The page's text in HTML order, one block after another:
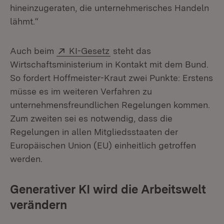
hineinzugeraten, die unternehmerisches Handeln
lähmt.“
Auch beim Extern:
KI-Gesetz (Öffnet in neuem Fenster)
steht das
Wirtschaftsministerium in Kontakt mit dem Bund.
So fordert Hoffmeister-Kraut zwei Punkte: Erstens
müsse es im weiteren Verfahren zu
unternehmensfreundlichen Regelungen kommen.
Zum zweiten sei es notwendig, dass die
Regelungen in allen Mitgliedsstaaten der
Europäischen Union (EU) einheitlich getroffen
werden.
Generativer KI wird die Arbeitswelt
verändern